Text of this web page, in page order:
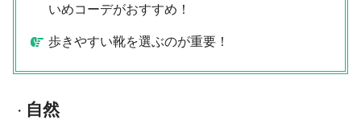
いめコーデがおすすめ！
歩きやすい靴を選ぶのが重要！
・ 自然